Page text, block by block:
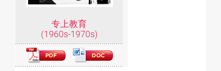
专上教育
(1960s-1970s)